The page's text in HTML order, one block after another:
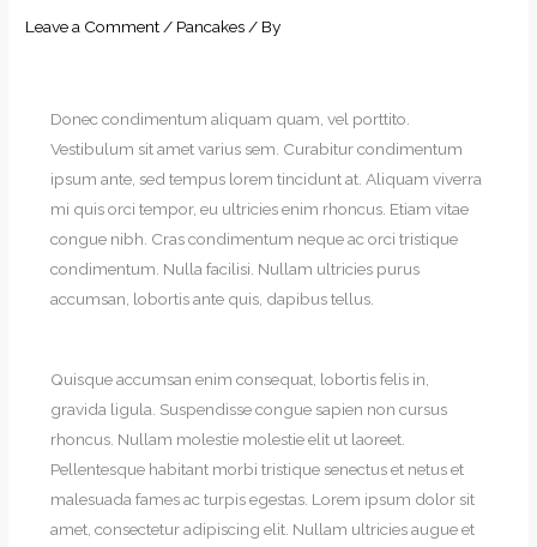
Leave a Comment/ Pancakes/ By
Donec condimentum aliquam quam, vel porttito.
Vestibulum sit amet varius sem. Curabitur condimentum
ipsum ante, sed tempus lorem tincidunt at. Aliquam viverra
mi quis orci tempor, eu ultricies enim rhoncus. Etiam vitae
congue nibh. Cras condimentum neque ac orci tristique
condimentum. Nulla facilisi. Nullam ultricies purus
accumsan, lobortis ante quis, dapibus tellus.
Quisque accumsan enim consequat, lobortis felis in,
gravida ligula. Suspendisse congue sapien non cursus
rhoncus. Nullam molestie molestie elit ut laoreet.
Pellentesque habitant morbi tristique senectus et netus et
malesuada fames ac turpis egestas. Lorem ipsum dolor sit
amet, consectetur adipiscing elit. Nullam ultricies augue et